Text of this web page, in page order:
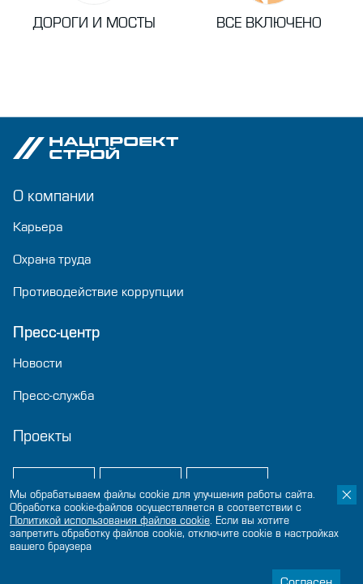
ДОРОГИ И МОСТЫ ВСЕ ВКЛЮЧЕНО
О компании
Карьера
Охрана труда
Противодействие коррупции
Пресс-центр
Новости
Пресс-служба
Проекты
Политика конфиденциальности
Мы обрабатываем файлы cookie для улучшения работы сайта.
Обработка cookie-файлов осуществляется в соответствии с
Политикой использования файлов сookie. Если вы хотите
запретить обработку файлов cookie, отключите cookie в настройках
вашего браузера